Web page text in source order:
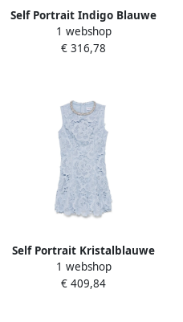
Self Portrait Indigo Blauwe
Kristal Knoop Jurk Blue
Dames
1 webshop
€ 316,78
Self Portrait Kristalblauwe
Geplooide Jurk Blue Dames
1 webshop
€ 409,84